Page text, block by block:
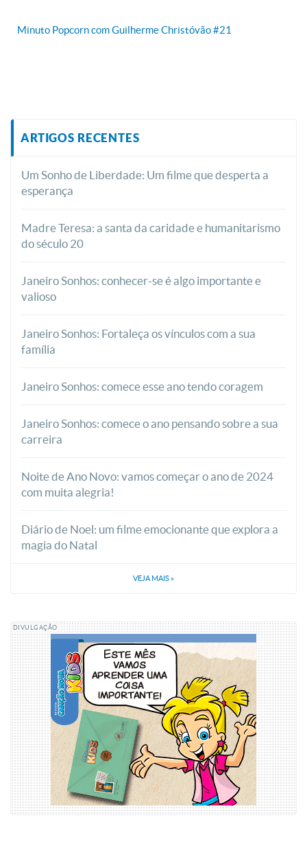
Minuto Popcorn com Guilherme Christóvão #21
ARTIGOS RECENTES
Um Sonho de Liberdade: Um filme que desperta a
esperança
Madre Teresa: a santa da caridade e humanitarismo
do século 20
Janeiro Sonhos: conhecer-se é algo importante e
valioso
Janeiro Sonhos: Fortaleça os vínculos com a sua
família
Janeiro Sonhos: comece esse ano tendo coragem
Janeiro Sonhos: comece o ano pensando sobre a sua
carreira
Noite de Ano Novo: vamos começar o ano de 2024
com muita alegria!
Diário de Noel: um filme emocionante que explora a
magia do Natal
VEJA MAIS »
DIVULGAÇÃO